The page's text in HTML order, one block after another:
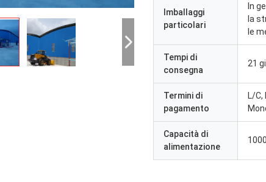
Imballaggi
particolari
In
la
le
Tempi di
consegna
21
Termini di
pagamento
L/C,
Capacità di
alimentazione